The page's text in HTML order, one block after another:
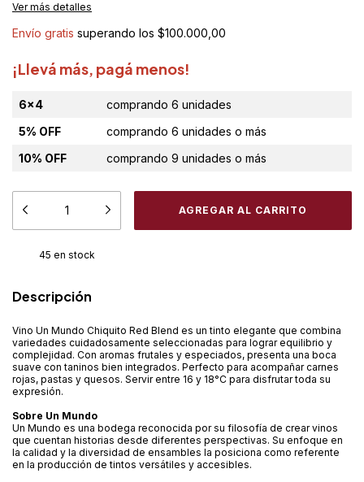
Ver más detalles
Envío gratis superando los $100.000,00
¡Llevá más, pagá menos!
6x4
comprando 6 unidades
5% OFF
comprando 6 unidades o más
10% OFF
comprando 9 unidades o más
45 en stock
Descripción
Vino Un Mundo Chiquito Red Blend es un tinto elegante que combina
variedades cuidadosamente seleccionadas para lograr equilibrio y
complejidad. Con aromas frutales y especiados, presenta una boca
suave con taninos bien integrados. Perfecto para acompañar carnes
rojas, pastas y quesos. Servir entre 16 y 18°C para disfrutar toda su
expresión.
Sobre Un Mundo
Un Mundo es una bodega reconocida por su filosofía de crear vinos
que cuentan historias desde diferentes perspectivas. Su enfoque en
la calidad y la diversidad de ensambles la posiciona como referente
en la producción de tintos versátiles y accesibles.